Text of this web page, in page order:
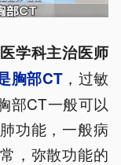
学科主治医师
胸部CT，过敏
部CT一般可以
功能，一般病
，弥散功能的